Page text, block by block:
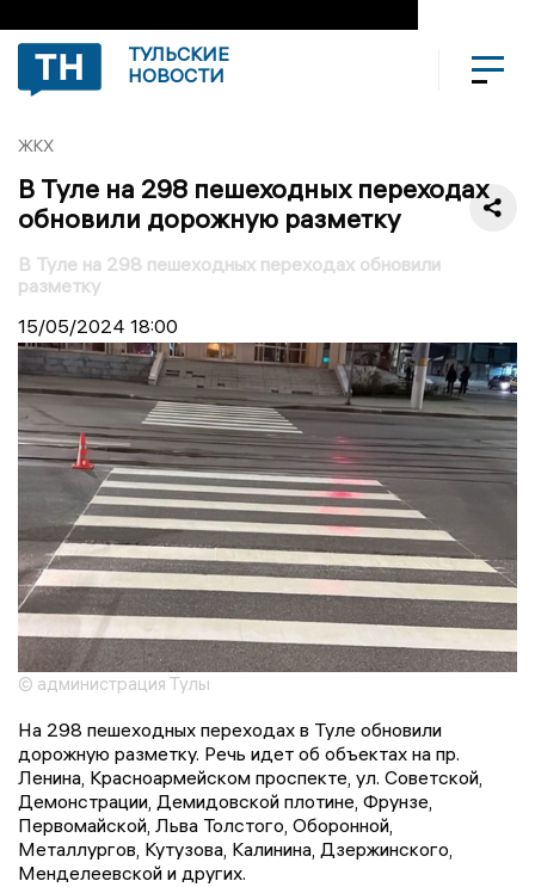
ТУЛЬСКИЕ
НОВОСТИ
ЖКХ
В Туле на 298 пешеходных переходах
обновили дорожную разметку
В Туле на 298 пешеходных переходах обновили
разметку
15/05/2024 18:00
© администрация Тулы
На 298 пешеходных переходах в Туле обновили
дорожную разметку. Речь идет об объектах на пр.
Ленина, Красноармейском проспекте, ул. Советской,
Демонстрации, Демидовской плотине, Фрунзе,
Первомайской, Льва Толстого, Оборонной,
Металлургов, Кутузова, Калинина, Дзержинского,
Менделеевской и других.